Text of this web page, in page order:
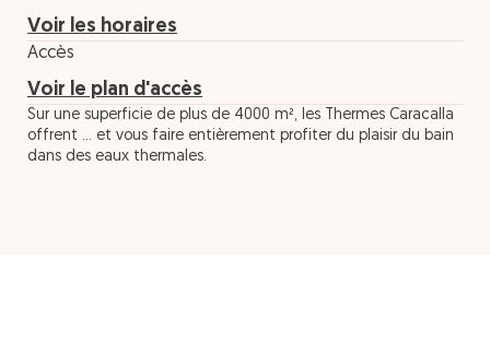
Voir les horaires
Accès
Voir le plan d'accès
Sur une superficie de plus de 4000 m², les Thermes Caracalla
offrent ... et vous faire entièrement profiter du plaisir du bain
dans des eaux thermales.